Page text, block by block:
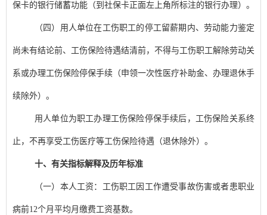
保卡的银行储蓄功能（到社保卡正面左上角所标注的银行办理）。
（四）用人单位在工伤职工的停工留薪期内、劳动能力鉴定
尚未有结论前、工伤保险待遇结清前，不得与工伤职工解除劳动关
系或办理工伤保险停保手续（申领一次性医疗补助金、办理退休手
续除外）。
用人单位为职工办理工伤保险停保手续后，工伤保险关系终
止，不再享受工伤医疗等工伤保险待遇（退休除外）。
十、有关指标解释及历年标准
（一）本人工资：工伤职工因工作遭受事故伤害或者患职业
病前12个月平均月缴费工资基数。